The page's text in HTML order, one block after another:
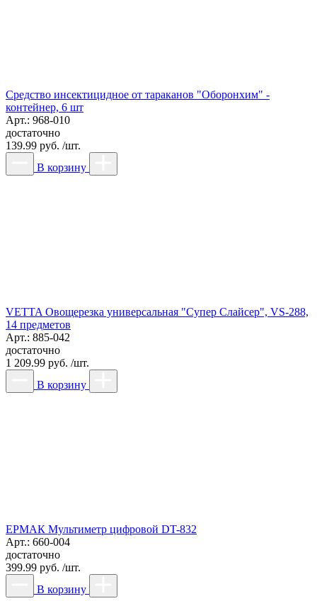
Средство инсектицидное от тараканов "Оборонхим" -
контейнер, 6 шт
Арт.: 968-010
достаточно
139.99 руб. /шт.
В корзину
VETTA Овощерезка универсальная "Супер Слайсер", VS-288,
14 предметов
Арт.: 885-042
достаточно
1 209.99 руб. /шт.
В корзину
ЕРМАК Мультиметр цифровой DT-832
Арт.: 660-004
достаточно
399.99 руб. /шт.
В корзину